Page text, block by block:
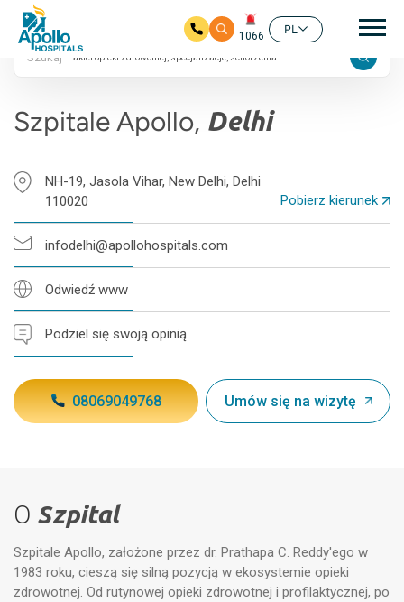
Przejdź do głównej zawartości
1066
PL
4.7 ocen Google
Szukaj
Szpitale Apollo, Delhi
NH-19, Jasola Vihar, New Delhi, Delhi
110020
Pobierz kierunek
infodelhi@apollohospitals.com
Odwiedź www
Podziel się swoją opinią
08069049768 Umów się na wizytę
O Szpital
Szpitale Apollo, założone przez dr. Prathapa C. Reddy'ego w
1983 roku, cieszą się silną pozycją w ekosystemie opieki
zdrowotnej. Od rutynowej opieki zdrowotnej i profilaktycznej, po